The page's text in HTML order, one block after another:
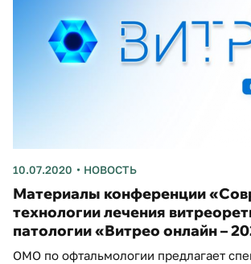
10.07.2020 НОВОСТЬ
Материалы конференции
технологии лечения
патологии «Витрео онлайн –
ОМО по офтальмологии предлагает